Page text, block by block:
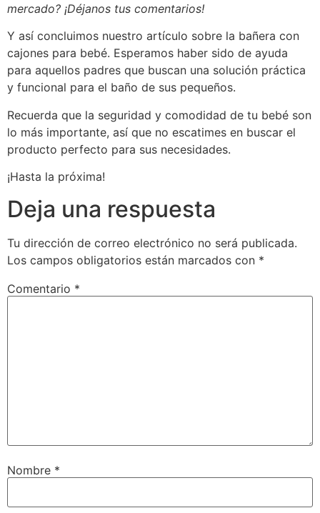
mercado? ¡Déjanos tus comentarios!
Y así concluimos nuestro artículo sobre la bañera con
cajones para bebé. Esperamos haber sido de ayuda
para aquellos padres que buscan una solución práctica
y funcional para el baño de sus pequeños.
Recuerda que la seguridad y comodidad de tu bebé son
lo más importante, así que no escatimes en buscar el
producto perfecto para sus necesidades.
¡Hasta la próxima!
Deja una respuesta
Tu dirección de correo electrónico no será publicada.
Los campos obligatorios están marcados con *
Comentario *
Nombre *